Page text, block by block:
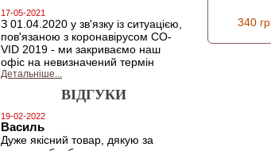
17-05-2021
З 01.04.2020 у зв'язку із ситуацією,
пов'язаною з коронавірусом CO-
VID 2019 - ми закриваємо наш
офіс на невизначений термін
Детальніше...
ВІДГУКИ
19-02-2022
Василь
Дуже якісний товар, дякую за
340